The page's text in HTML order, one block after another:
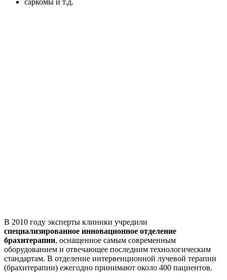
саркомы и т.д.
В 2010 году эксперты клиники учредили
специализированное инновационное отделение
брахитерапии, оснащенное самым современным
оборудованием и отвечающее последним технологическим
стандартам. В отделение интервенционной лучевой терапии
(брахитерапии) ежегодно принимают около 400 пациентов.